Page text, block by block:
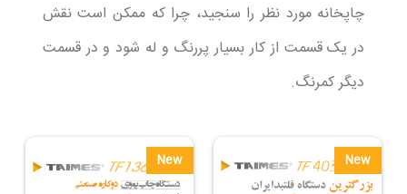
چاپخانه مورد نظر را سنجید، چرا که ممکن است نقش
در یک قسمت از کار بسیار پررنگ و له شود و در قسمت
دیگر کمرنگ.
New New